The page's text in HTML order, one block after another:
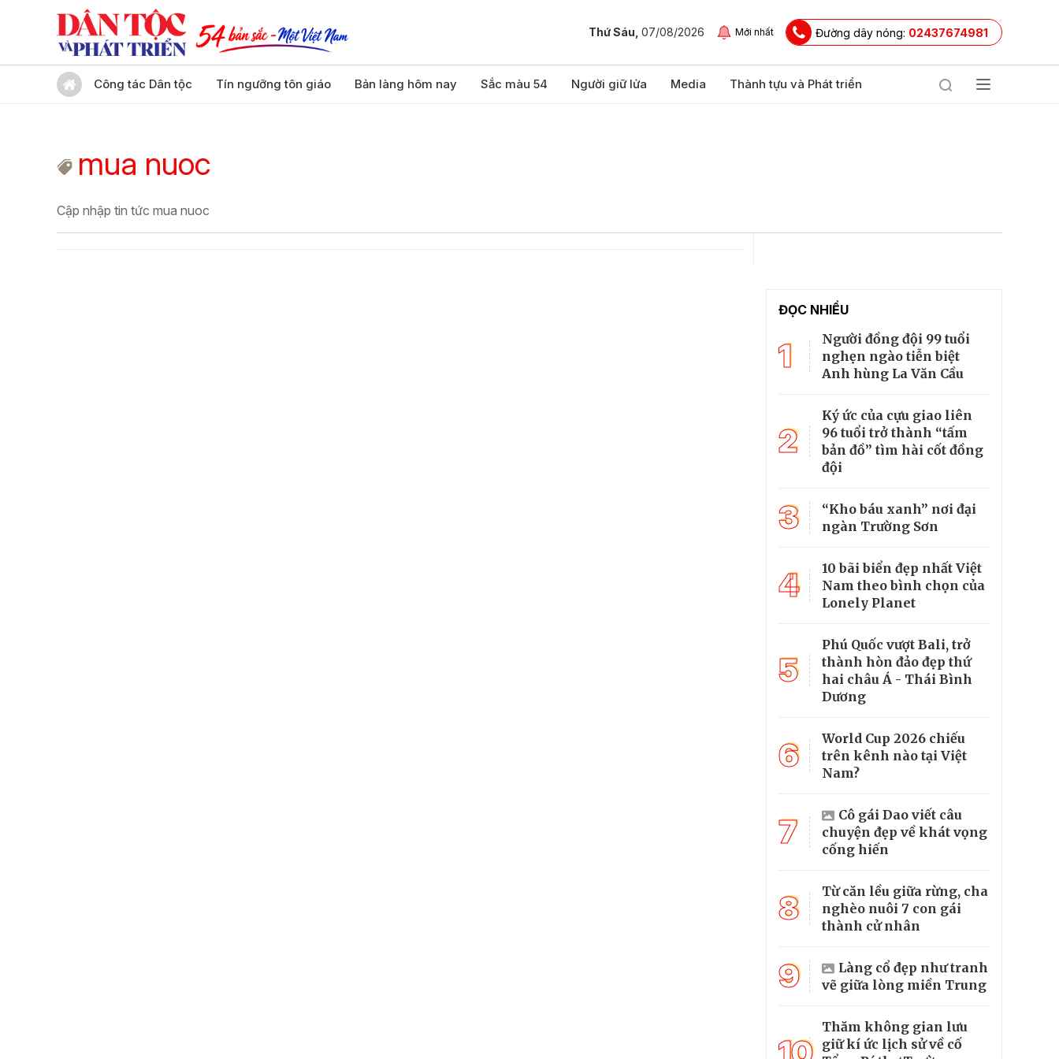
Thứ Sáu, 07/08/2026 Mới nhất Đường dây nóng: 02437674981
Công tác Dân tộc Tín ngưỡng tôn giáo Bản làng hôm nay Sắc màu 54 Người giữ lửa Media Thành tựu và Phát triển
mua nuoc
Cập nhập tin tức mua nuoc
ĐỌC NHIỀU
1
Người đồng đội 99 tuổi
nghẹn ngào tiễn biệt
Anh hùng La Văn Cầu
2
Ký ức của cựu giao liên
96 tuổi trở thành “tấm
bản đồ” tìm hài cốt đồng
đội
3
“Kho báu xanh” nơi đại
ngàn Trường Sơn
4
10 bãi biển đẹp nhất Việt
Nam theo bình chọn của
Lonely Planet
5
Phú Quốc vượt Bali, trở
thành hòn đảo đẹp thứ
hai châu Á - Thái Bình
Dương
6
World Cup 2026 chiếu
trên kênh nào tại Việt
Nam?
7
Cô gái Dao viết câu
chuyện đẹp về khát vọng
cống hiến
8
Từ căn lều giữa rừng, cha
nghèo nuôi 7 con gái
thành cử nhân
9
Làng cổ đẹp như tranh
vẽ giữa lòng miền Trung
Thăm không gian lưu
giữ kí ức lịch sử về cố